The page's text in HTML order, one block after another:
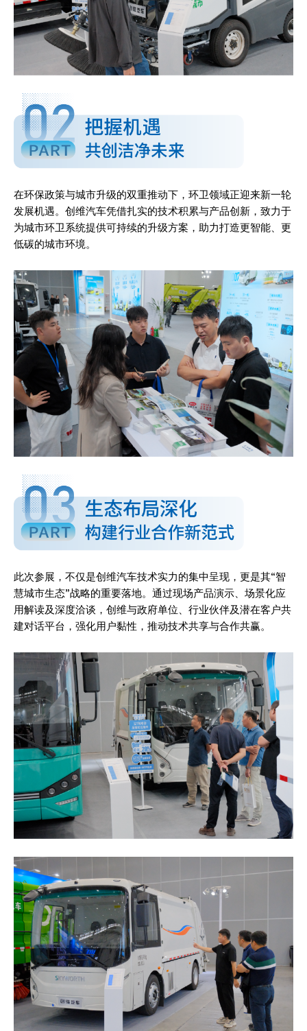
在环保政策与城市升级的双重推动下，环卫领域正迎来新一轮
发展机遇。创维汽车凭借扎实的技术积累与产品创新，致力于
为城市环卫系统提供可持续的升级方案，助力打造更智能、更
低碳的城市环境。
此次参展，不仅是创维汽车技术实力的集中呈现，更是其“智
慧城市生态”战略的重要落地。通过现场产品演示、场景化应
用解读及深度洽谈，创维与政府单位、行业伙伴及潜在客户共
建对话平台，强化用户黏性，推动技术共享与合作共赢。